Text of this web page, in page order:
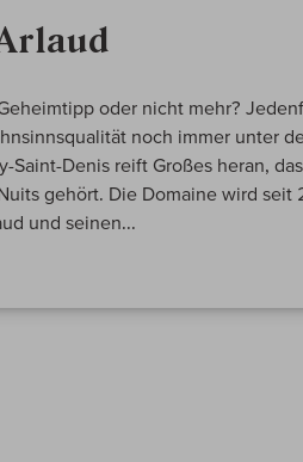
oder nicht mehr?
noch immer unter
Saint-Denis reift Großes heran,
gehört. Die Domaine wird seit
und seinen...